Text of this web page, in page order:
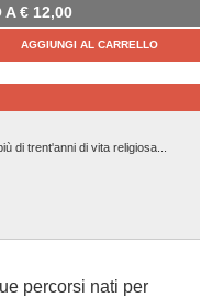
A€ 12,00
AGGIUNGI AL CARRELLO
di trent'anni di vita religiosa...
percorsi nati per